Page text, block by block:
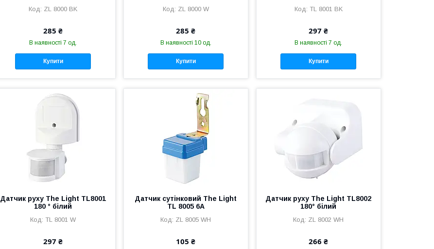
ZL 8000 BK
285 ₴
В наявності 7 од.
Купити
ZL 8000 W
285 ₴
В наявності 10 од.
Купити
TL 8001 BK
297 ₴
В наявності 7 од.
Купити
Датчик руху The Light ТL8001
180 ° білий
TL 8001 W
297 ₴
Датчик сутінковий The Light
TL 8005 6А
ZL 8005 WH
105 ₴
Датчик руху The Light TL8002
180° білий
ZL 8002 WH
266 ₴